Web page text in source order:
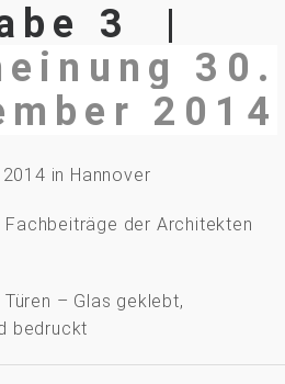
3 |
30.
2014
2014 in Hannover
Fachbeiträge der Architekten
– Glas geklebt,
bedruckt